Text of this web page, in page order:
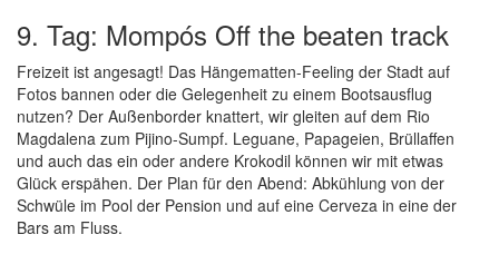
9. Tag: Mompós Off the beaten track
Freizeit ist angesagt! Das Hängematten-Feeling der Stadt auf
Fotos bannen oder die Gelegenheit zu einem Bootsausflug
nutzen? Der Außenborder knattert, wir gleiten auf dem Rio
Magdalena zum Pijino-Sumpf. Leguane, Papageien, Brüllaffen
und auch das ein oder andere Krokodil können wir mit etwas
Glück erspähen. Der Plan für den Abend: Abkühlung von der
Schwüle im Pool der Pension und auf eine Cerveza in eine der
Bars am Fluss.